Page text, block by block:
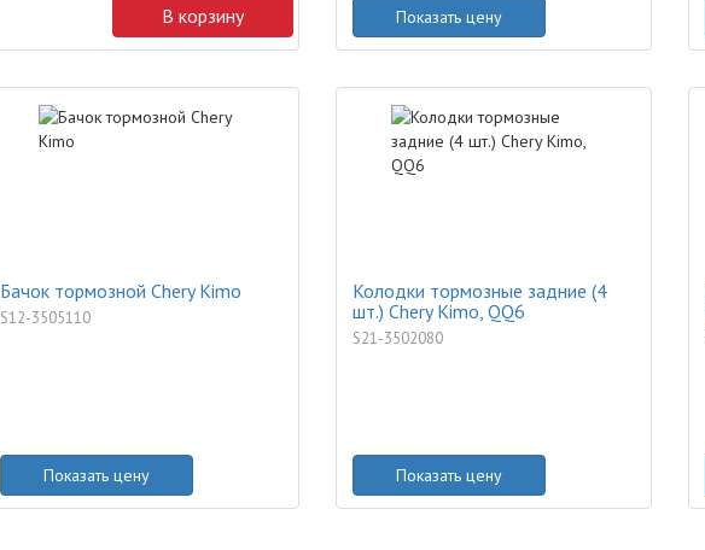
В корзину Показать цену
Бачок тормозной Chery Kimo
S12-3505110
Показать цену
Колодки тормозные задние (4
шт.) Chery Kimo, QQ6
S21-3502080
Показать цену